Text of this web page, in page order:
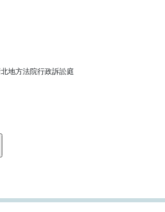
地方法院行政訴訟庭